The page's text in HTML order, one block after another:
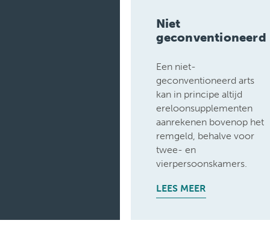
Niet
geconventioneerd
Een niet-
geconventioneerd arts
kan in principe altijd
ereloonsupplementen
aanrekenen bovenop het
remgeld, behalve voor
twee- en
vierpersoonskamers.
LEES MEER